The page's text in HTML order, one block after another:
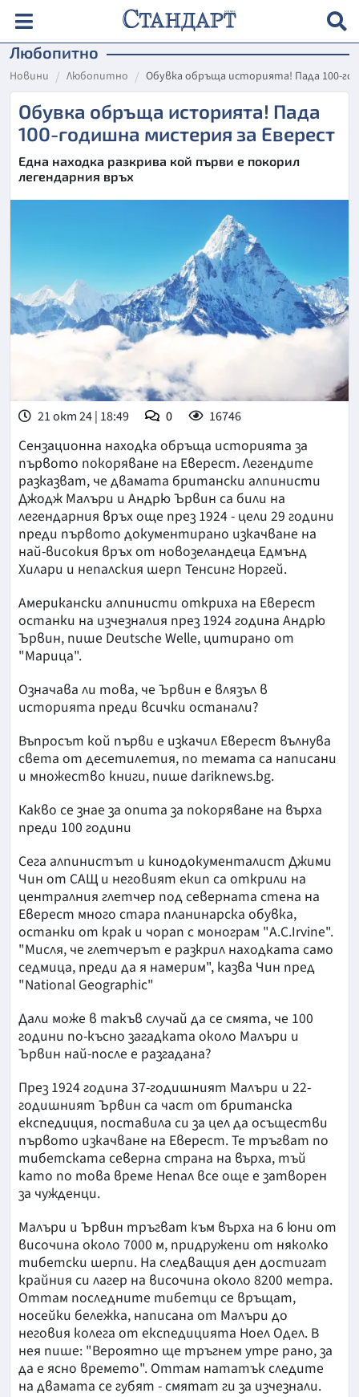
Любопитно
Новини Любопитно Обувка обръща историята! Пада 100-
Обувка обръща историята! Пада
100-годишна мистерия за Еверест
Една находка разкрива кой първи е покорил
легендарния връх
21 окт 24 | 18:49 0 16746
Сензационна находка обръща историята за
първото покоряване на Еверест. Легендите
разказват, че двамата британски алпинисти
Джодж Малъри и Андрю Ървин са били на
легендарния връх още през 1924 - цели 29 години
преди първото документирано изкачване на
най-високия връх от новозеландеца Едмънд
Хилари и непалския шерп Тенсинг Норгей.
Американски алпинисти откриха на Еверест
останки на изчезналия през 1924 година Андрю
Ървин, пише Deutsche Welle, цитирано от
"Марица".
Означава ли това, че Ървин е влязъл в
историята преди всички останали?
Въпросът кой първи е изкачил Еверест вълнува
света от десетилетия, по темата са написани
и множество книги, пише dariknews.bg.
Какво се знае за опита за покоряване на върха
преди 100 години
Сега алпинистът и кинодокументалист Джими
Чин от САЩ и неговият екип са открили на
централния глетчер под северната стена на
Еверест много стара планинарска обувка,
останки от крак и чорап с монограм "A.C.Irvine".
"Мисля, че глетчерът е разкрил находката само
седмица, преди да я намерим", казва Чин пред
"National Geographic"
Дали може в такъв случай да се смята, че 100
години по-късно загадката около Малъри и
Ървин най-после е разгадана?
През 1924 година 37-годишният Малъри и 22-
годишният Ървин са част от британска
експедиция, поставила си за цел да осъществи
първото изкачване на Еверест. Те тръгват по
тибетската северна страна на върха, тъй
като по това време Непал все още е затворен
за чужденци.
Малъри и Ървин тръгват към върха на 6 юни от
височина около 7000 м, придружени от няколко
тибетски шерпи. На следващия ден достигат
крайния си лагер на височина около 8200 метра.
Оттам последните тибетци се връщат,
носейки бележка, написана от Малъри до
неговия колега от експедицията Ноел Одел. В
нея пише: "Вероятно ще тръгнем утре рано, за
да е ясно времето". Оттам нататък следите
на двамата се губят - смятат ги за изчезнали.